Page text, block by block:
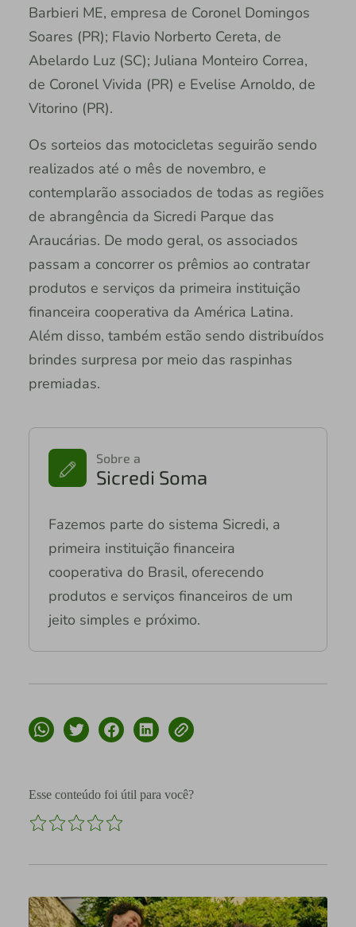
Barbieri ME, empresa de Coronel Domingos
Soares (PR); Flavio Norberto Cereta, de
Abelardo Luz (SC); Juliana Monteiro Correa,
de Coronel Vivida (PR) e Evelise Arnoldo, de
Vitorino (PR).
Os sorteios das motocicletas seguirão sendo
realizados até o mês de novembro, e
contemplarão associados de todas as regiões
de abrangência da Sicredi Parque das
Araucárias. De modo geral, os associados
passam a concorrer os prêmios ao contratar
produtos e serviços da primeira instituição
financeira cooperativa da América Latina.
Além disso, também estão sendo distribuídos
brindes surpresa por meio das raspinhas
premiadas.
Sobre a
Sicredi Soma
Fazemos parte do sistema Sicredi, a
primeira instituição financeira
cooperativa do Brasil, oferecendo
produtos e serviços financeiros de um
jeito simples e próximo.
Esse conteúdo foi útil para você?